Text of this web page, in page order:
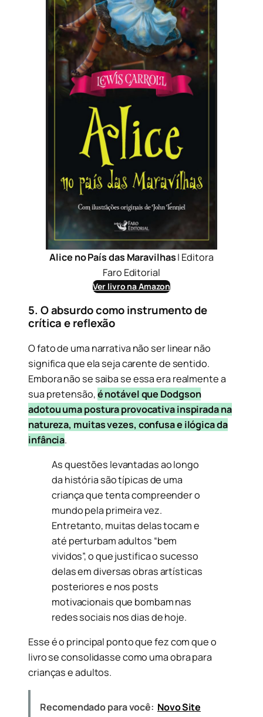
Alice no País das Maravilhas| Editora
Faro Editorial
Ver livro na Amazon
5. O absurdo como instrumento de
crítica e reflexão
O fato de uma narrativa não ser linear não
significa que ela seja carente de sentido.
Embora não se saiba se essa era realmente a
sua pretensão,é notável que Dodgson
adotou uma postura provocativa inspirada na
natureza, muitas vezes, confusa e ilógica da
infância.
As questões levantadas ao longo
da história são típicas de uma
criança que tenta compreender o
mundo pela primeira vez.
Entretanto, muitas delas tocam e
até perturbam adultos “bem
vividos”, o que justifica o sucesso
delas em diversas obras artísticas
posteriores e nos posts
motivacionais que bombam nas
redes sociais nos dias de hoje.
Esse é o principal ponto que fez com que o
livro se consolidasse como uma obra para
crianças e adultos.
Recomendado para você: Novo Site